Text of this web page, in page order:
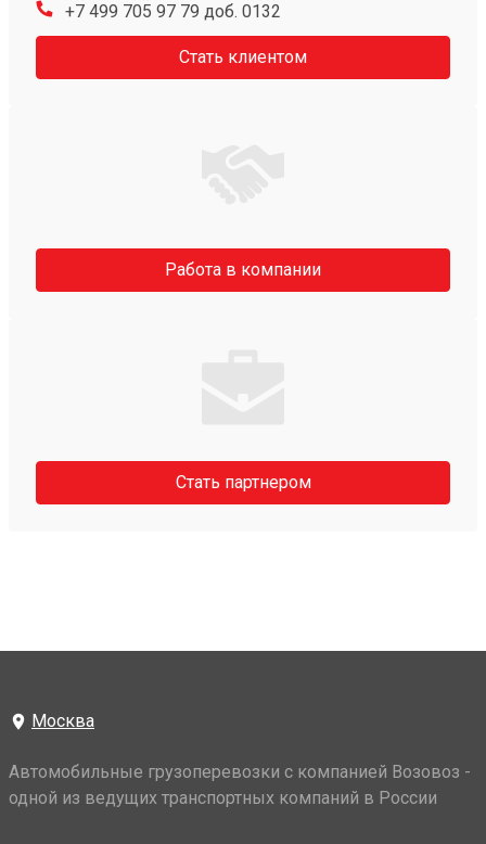
+7 499 705 97 79 доб. 0132
Стать клиентом
Работа в компании
Стать партнером
Москва
Автомобильные грузоперевозки с компанией Возовоз -
одной из ведущих транспортных компаний в России